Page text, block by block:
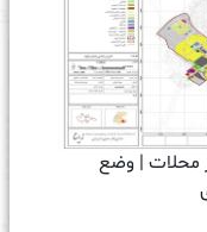
محلات | وضع